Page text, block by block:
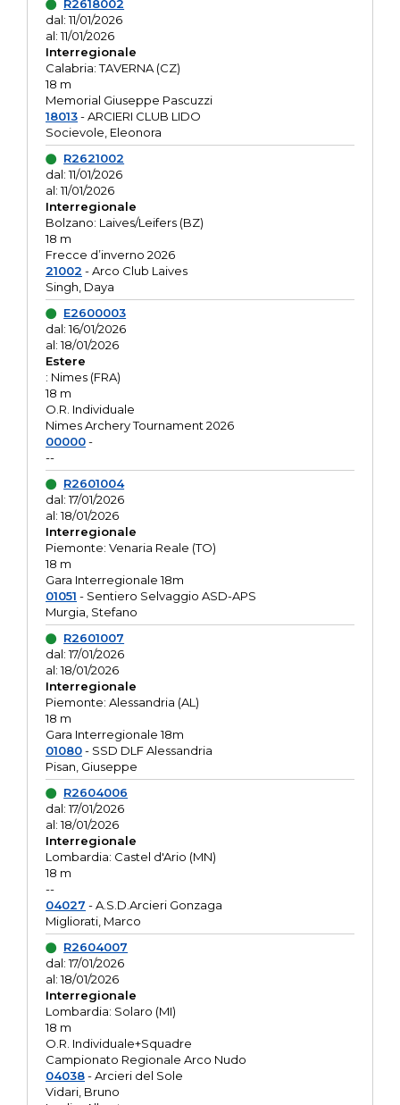
R2618002
dal: 11/01/2026
al: 11/01/2026
Interregionale
Calabria: TAVERNA (CZ)
18 m
Memorial Giuseppe Pascuzzi
18013- ARCIERI CLUB LIDO
Socievole, Eleonora
R2621002
dal: 11/01/2026
al: 11/01/2026
Interregionale
Bolzano: Laives/Leifers (BZ)
18 m
Frecce d’inverno 2026
21002 - Arco Club Laives
Singh, Daya
E2600003
dal: 16/01/2026
al: 18/01/2026
Estere
: Nimes (FRA)
18 m
O.R. Individuale
Nimes Archery Tournament 2026
00000-
--
R2601004
dal: 17/01/2026
al: 18/01/2026
Interregionale
Piemonte: Venaria Reale (TO)
18 m
Gara Interregionale 18m
01051 - Sentiero Selvaggio ASD-APS
Murgia, Stefano
R2601007
dal: 17/01/2026
al: 18/01/2026
Interregionale
Piemonte: Alessandria (AL)
18 m
Gara Interregionale 18m
01080- SSD DLF Alessandria
Pisan, Giuseppe
R2604006
dal: 17/01/2026
al: 18/01/2026
Interregionale
Lombardia: Castel d'Ario (MN)
18 m
--
04027 - A.S.D.Arcieri Gonzaga
Migliorati, Marco
R2604007
dal: 17/01/2026
al: 18/01/2026
Interregionale
Lombardia: Solaro (MI)
18 m
O.R. Individuale+Squadre
Campionato Regionale Arco Nudo
04038- Arcieri del Sole
Vidari, Bruno